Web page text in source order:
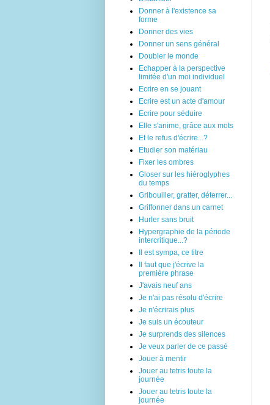
Donner à l'existence sa
forme
Donner des vies
Donner un sens général
Doubler le monde
Echapper à la perspective
limitée d'un moi individuel
Ecrire en se jouant
Ecrire est un acte d'amour
Ecrire pour séduire
Elle s'anime, grâce aux mots
Et le refus d'écrire...?
Etudier son matériau
Fixer les ombres
Gloser sur les hiéroglyphes
du temps
Gribouiller, gratter, déterrer...
Griffonner dans un carnet
Hurler sans bruit
Hypergraphie de la période
intercritique...?
Il est sympa, ce titre
Il faut que j'écrive la
première phrase
J'avais neuf ans
Je n'ai pas résolu d'écrire
Je n'écrirais plus
Je suis un écouteur
Je surprends des silences
Je veux parler de ce passé
Jouer à mentir
Jouer au tetris toute la
journée
Jouer au tetris toute la
journée